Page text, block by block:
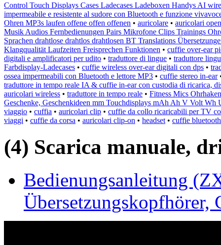
Control Touch Displays Cases Ladecases Ladeboxen Handys AI
impermeabile e resistente al sudore con Bluetooth e funzione
Ohren MP3s laufen offene offen offenen • auricolare • auricolari
Musik Audios Fernbedienungen Pairs Mikrofone Clips Trainings
Sprachen drahtlose drahtlos drahtlosen BT Translations
Klangqualität Laufzeiten Freisprechen Funktionen • cuffie over-ear
digitali e amplificatori per udito • traduttore di lingue • traduttore
Farbdisplay-Ladecases • cuffie wireless over-ear digitali con dps •
ossea impermeabili con Bluetooth e lettore MP3 • cuffie stereo in-ear
traduttore in tempo reale IA & cuffie in-ear con custodia di ricarica,
auricolari wireless • traduttore in tempo reale • Fitness Mics
Geschenke, Geschenkideen mm Touchdisplays mAh Ah V Volt Wh
viaggio • cuffia • auricolari clip • cuffie da collo ricaricabili per TV
viaggi • cuffie da corsa • auricolari clip-on • headset • cuffie bluetooth
(4) Scarica manuale,
Bedienungsanleitung
Übersetzungskopfhörer,